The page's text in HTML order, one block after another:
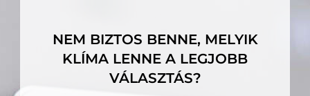
NEM BIZTOS BENNE, MELYIK
KLÍMA LENNE A LEGJOBB
VÁLASZTÁS?